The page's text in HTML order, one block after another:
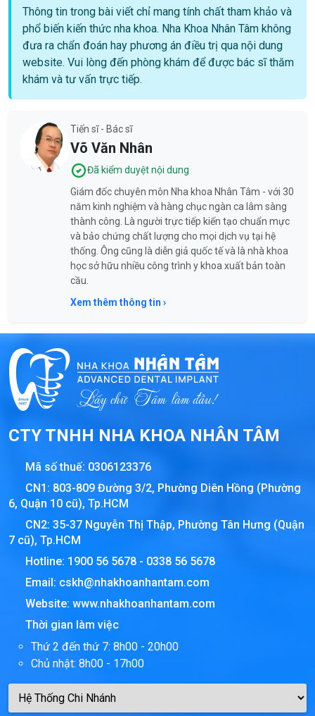
Thông tin trong bài viết chỉ mang tính chất tham khảo và
phổ biến kiến thức nha khoa. Nha Khoa Nhân Tâm không
đưa ra chẩn đoán hay phương án điều trị qua nội dung
website. Vui lòng đến phòng khám để được bác sĩ thăm
khám và tư vấn trực tiếp.
Tiến sĩ - Bác sĩ
Võ Văn Nhân
Đã kiểm duyệt nội dung
Giám đốc chuyên môn Nha khoa Nhân Tâm - với 30
năm kinh nghiệm và hàng chục ngàn ca lâm sàng
thành công. Là người trực tiếp kiến tạo chuẩn mực
và bảo chứng chất lượng cho mọi dịch vụ tại hệ
thống. Ông cũng là diễn giả quốc tế và là nhà khoa
học sở hữu nhiều công trình y khoa xuất bản toàn
cầu.
Xem thêm thông tin ›
CTY TNHH NHA KHOA NHÂN TÂM
Mã số thuế: 0306123376
CN1: 803-809 Đường 3/2, Phường Diên Hồng (Phường
6, Quận 10 cũ), Tp.HCM
CN2: 35-37 Nguyễn Thị Thập, Phường Tân Hưng (Quận
7 cũ), Tp.HCM
Hotline: 1900 56 5678 - 0338 56 5678
Email: cskh@nhakhoanhantam.com
Website: www.nhakhoanhantam.com
Thời gian làm việc
Thứ 2 đến thứ 7: 8h00 - 20h00
Chủ nhật: 8h00 - 17h00